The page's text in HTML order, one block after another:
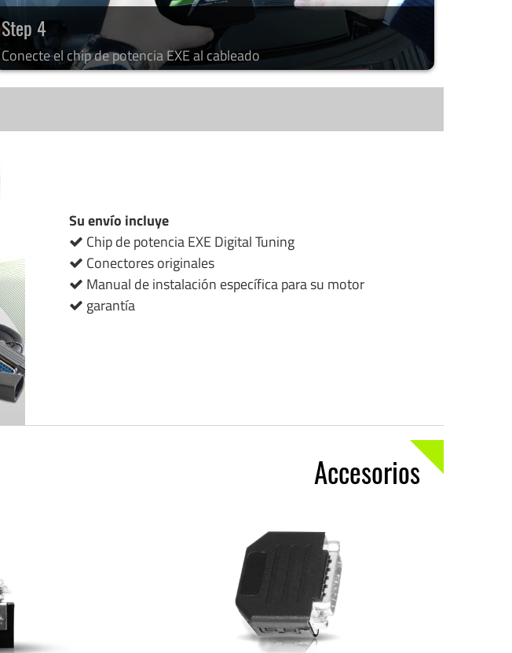
Step 4
Conecte el chip de potencia EXE al cableado
Su envío incluye
Chip de potencia EXE Digital Tuning
Conectores originales
Manual de instalación específica para su motor
garantía
Accesorios